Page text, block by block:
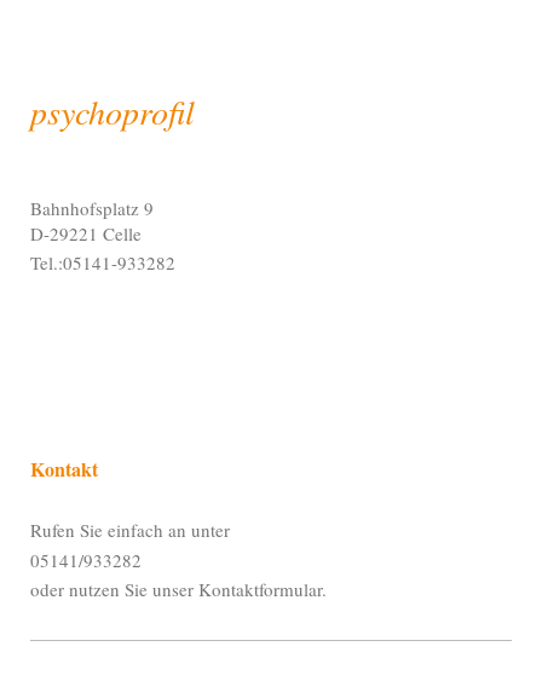
psychoprofil
Bahnhofsplatz 9
D-29221 Celle
Tel.:05141-933282
Kontakt
Rufen Sie einfach an unter
05141/933282
oder nutzen Sie unser Kontaktformular.